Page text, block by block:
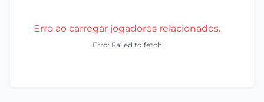
Erro ao carregar jogadores relacionados.
Erro: Failed to fetch